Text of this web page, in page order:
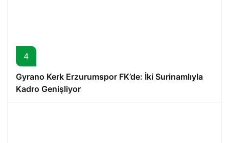
4
Gyrano Kerk Erzurumspor FK’de: İki Surinamlıyla
Kadro Genişliyor